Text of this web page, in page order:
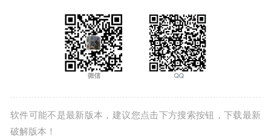
软件可能不是最新版本，建议您点击下方搜索按钮，下载最新
破解版本！